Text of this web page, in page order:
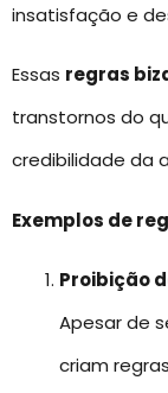
insatisfação e
Essas regras
transtornos do
credibilidade da
Exemplos de
Proibição
Apesar de
criam